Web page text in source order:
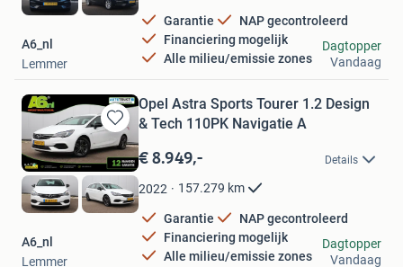
Garantie
NAP gecontroleerd
Financiering mogelijk
Alle milieu/emissie zones
A6_nl
Lemmer
Dagtopper
Vandaag
Bewaren
in
Mijn
Favorieten
Opel Astra Sports Tourer 1.2 Design
& Tech 110PK Navigatie A
€ 8.949,- Details
2022 157.279 km
Garantie
NAP gecontroleerd
Financiering mogelijk
Alle milieu/emissie zones
A6_nl
Lemmer
Dagtopper
Vandaag